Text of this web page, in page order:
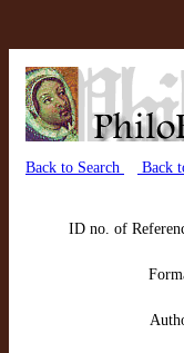
Back to Search Back
ID no. of